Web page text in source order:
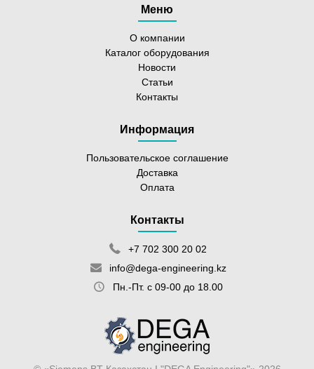
Меню
О компании
Каталог оборудования
Новости
Статьи
Контакты
Информация
Пользовательское соглашение
Доставка
Оплата
Контакты
+7 702 300 20 02
info@dega-engineering.kz
Пн.-Пт. с 09-00 до 18.00